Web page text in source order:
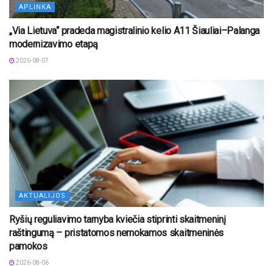
APLINKA
„Via Lietuva“ pradeda magistralinio kelio A11 Šiauliai–Palanga
modernizavimo etapą
2026-08-07
AKTUALIJOS
Ryšių reguliavimo tarnyba kviečia stiprinti skaitmeninį
raštingumą – pristatomos nemokamos skaitmeninės
pamokos
2026-08-06